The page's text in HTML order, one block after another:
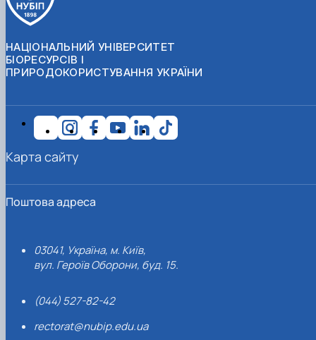
НАЦІОНАЛЬНИЙ УНІВЕРСИТЕТ
БІОРЕСУРСІВ І
ПРИРОДОКОРИСТУВАННЯ УКРАЇНИ
Поштова адреса
03041, Україна, м. Київ,
вул. Героїв Оборони, буд. 15.
(044) 527-82-42
rectorat@nubip.edu.ua
Карта сайту